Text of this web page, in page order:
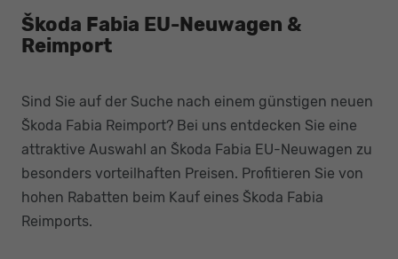
Škoda Fabia EU-Neuwagen &
Reimport
Sind Sie auf der Suche nach einem günstigen neuen
Škoda Fabia Reimport? Bei uns entdecken Sie eine
attraktive Auswahl an Škoda Fabia EU-Neuwagen zu
besonders vorteilhaften Preisen. Profitieren Sie von
hohen Rabatten beim Kauf eines Škoda Fabia
Reimports.